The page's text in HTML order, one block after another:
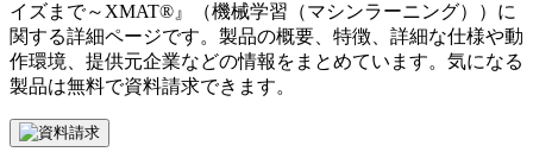
イズまで～ XMAT® 』（機械学習（マシンラーニング）
）に
関する詳細ページです。製品の概要、特徴、詳細な仕様や動
作環境、提供元企業などの情報をまとめています。気になる
製品は無料で資料請求できます。